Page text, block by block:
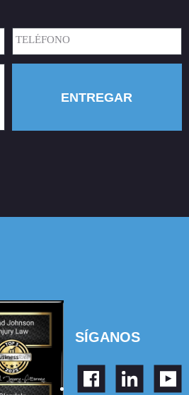
Teléfono(Required)
ENTREGAR
SÍGANOS